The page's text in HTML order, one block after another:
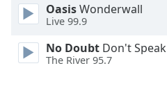
Reset
Close
Modal
Dialog
OasisWonderwall
Live 99.9
No Doubt Don't Speak
The River 95.7